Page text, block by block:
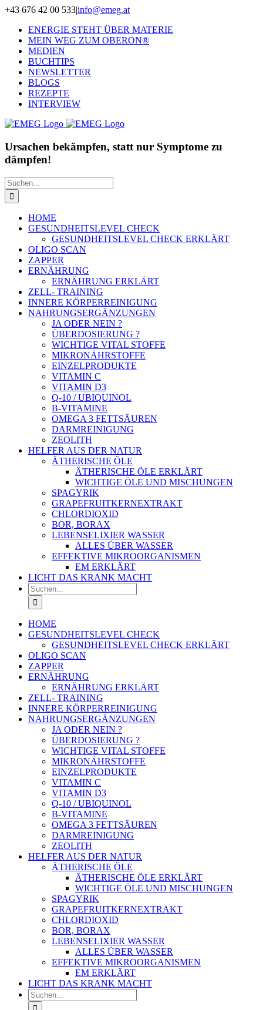
Zum
springen
+43 676 42 00 533|info@emeg.at
ENERGIE STEHT ÜBER MATERIE
MEIN WEG ZUM OBERON®
MEDIEN
BUCHTIPS
NEWSLETTER
BLOGS
REZEPTE
INTERVIEW
Ursachen bekämpfen, statt nur Symptome zu
dämpfen!
Suche
nach:
HOME
GESUNDHEITSLEVEL CHECK
GESUNDHEITSLEVEL CHECK ERKLÄRT
OLIGO SCAN
ZAPPER
ERNÄHRUNG
ERNÄHRUNG ERKLÄRT
ZELL- TRAINING
INNERE KÖRPERREINIGUNG
NAHRUNGSERGÄNZUNGEN
JA ODER NEIN ?
ÜBERDOSIERUNG ?
WICHTIGE VITAL STOFFE
MIKRONÄHRSTOFFE
EINZELPRODUKTE
VITAMIN C
VITAMIN D3
Q-10 / UBIQUINOL
B-VITAMINE
OMEGA 3 FETTSÄUREN
DARMREINIGUNG
ZEOLITH
HELFER AUS DER NATUR
ÄTHERISCHE ÖLE
ÄTHERISCHE ÖLE ERKLÄRT
WICHTIGE ÖLE UND MISCHUNGEN
SPAGYRIK
GRAPEFRUITKERNEXTRAKT
CHLORDIOXID
BOR, BORAX
LEBENSELIXIER WASSER
ALLES ÜBER WASSER
EFFEKTIVE MIKROORGANISMEN
EM ERKLÄRT
LICHT DAS KRANK MACHT
Suche
nach:
HOME
GESUNDHEITSLEVEL CHECK
GESUNDHEITSLEVEL CHECK ERKLÄRT
OLIGO SCAN
ZAPPER
ERNÄHRUNG
ERNÄHRUNG ERKLÄRT
ZELL- TRAINING
INNERE KÖRPERREINIGUNG
NAHRUNGSERGÄNZUNGEN
JA ODER NEIN ?
ÜBERDOSIERUNG ?
WICHTIGE VITAL STOFFE
MIKRONÄHRSTOFFE
EINZELPRODUKTE
VITAMIN C
VITAMIN D3
Q-10 / UBIQUINOL
B-VITAMINE
OMEGA 3 FETTSÄUREN
DARMREINIGUNG
ZEOLITH
HELFER AUS DER NATUR
ÄTHERISCHE ÖLE
ÄTHERISCHE ÖLE ERKLÄRT
WICHTIGE ÖLE UND MISCHUNGEN
SPAGYRIK
GRAPEFRUITKERNEXTRAKT
CHLORDIOXID
BOR, BORAX
LEBENSELIXIER WASSER
ALLES ÜBER WASSER
EFFEKTIVE MIKROORGANISMEN
EM ERKLÄRT
LICHT DAS KRANK MACHT
Suche
nach: